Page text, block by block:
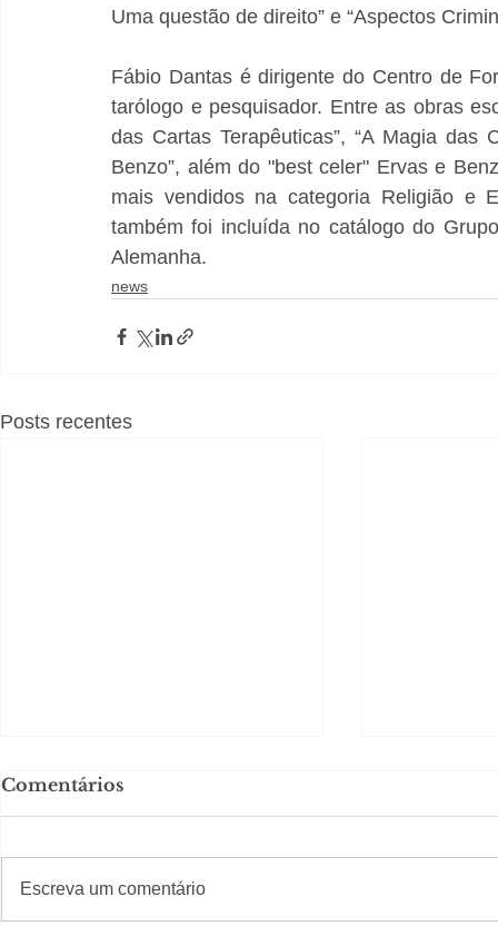
Uma questão de direito” e “Aspectos
Fábio Dantas é dirigente do Centro de
tarólogo e pesquisador. Entre as obras
das Cartas Terapêuticas”, “A Magia das
Benzo”, além do "best celer" Ervas e
mais vendidos na categoria Religião e
também foi incluída no catálogo do
Alemanha.
news
Posts recentes
Comentários
Escreva um comentário
#Sugestões